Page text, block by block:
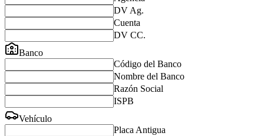
DV Ag.
Cuenta
DV CC.
Banco
Código del Banco
Nombre del Banco
Razón Social
ISPB
Vehículo
Placa Antigua